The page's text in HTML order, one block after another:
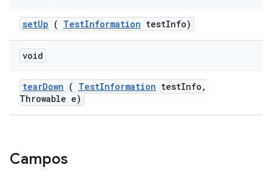
setUp ( TestInformation testInfo)
void
tearDown ( TestInformation testInfo ,
Throwable e)
Campos